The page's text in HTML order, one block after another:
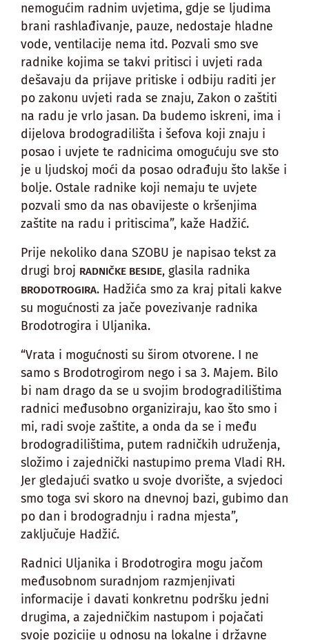
nemogućim radnim uvjetima, gdje se ljudima
brani rashlađivanje, pauze, nedostaje hladne
vode, ventilacije nema itd. Pozvali smo sve
radnike kojima se takvi pritisci i uvjeti rada
dešavaju da prijave pritiske i odbiju raditi jer
po zakonu uvjeti rada se znaju, Zakon o zaštiti
na radu je vrlo jasan. Da budemo iskreni, ima i
dijelova brodogradilišta i šefova koji znaju i
posao i uvjete te radnicima omogućuju sve sto
je u ljudskoj moći da posao odrađuju što lakše i
bolje. Ostale radnike koji nemaju te uvjete
pozvali smo da nas obavijeste o kršenjima
zaštite na radu i pritiscima”, kaže Hadžić.
Prije nekoliko dana SZOBU je napisao tekst za
drugi broj RADNIČKE BESIDE, glasila radnika
BRODOTROGIRA. Hadžića smo za kraj pitali kakve
su mogućnosti za jače povezivanje radnika
Brodotrogira i Uljanika.
“Vrata i mogućnosti su širom otvorene. I ne
samo s Brodotrogirom nego i sa 3. Majem. Bilo
bi nam drago da se u svojim brodogradilištima
radnici međusobno organiziraju, kao što smo i
mi, radi svoje zaštite, a onda da se i među
brodogradilištima, putem radničkih udruženja,
složimo i zajednički nastupimo prema Vladi RH.
Jer gledajući svatko u svoje dvorište, a svjedoci
smo toga svi skoro na dnevnoj bazi, gubimo dan
po dan i brodogradnju i radna mjesta”,
zaključuje Hadžić.
Radnici Uljanika i Brodotrogira mogu jačom
međusobnom suradnjom razmjenjivati
informacije i davati konkretnu podršku jedni
drugima, a zajedničkim nastupom i pojačati
svoje pozicije u odnosu na lokalne i državne